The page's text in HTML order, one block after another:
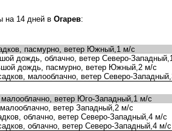
на 14 дней Огаре:
пасмурно, ветер Южный,1 м/с
дождь, облачно, ветер Северо-
дождь, пасмурно, ветер Южный,2 м/с
малооблачно, ветер Северо-
ветер Юго-Западный,1 м/с
ветер Западный,2 м/с
облачно, ветер Северо-Западный,4 м/с
облачно, ветер Северо-Западный,4 м/с